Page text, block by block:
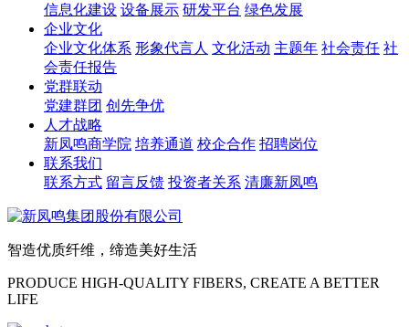
信息化建设 设备展示 研发平台 绿色发展
企业文化
企业文化体系 形象代言人 文化活动 主题年 社会责任 社
会责任报告
党群联动
党建群团 创先争优
人才战略
新凤鸣商学院 培养通道 校企合作 招聘岗位
联系我们
联系方式 留言反馈 投资者关系 清廉新凤鸣
智造优质纤维，缔造美好生活
PRODUCE HIGH-QUALITY FIBERS, CREATE A BETTER
LIFE